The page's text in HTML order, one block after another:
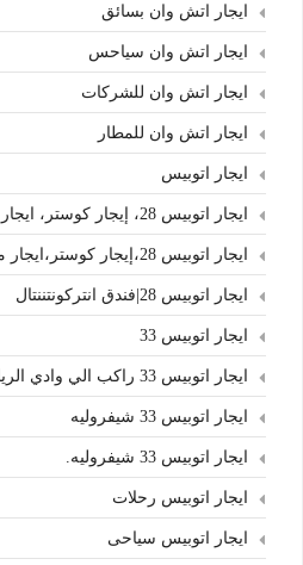
ايجار اتش وان بسائق
ايجار اتش وان سياحس
ايجار اتش وان للشركات
ايجار اتش وان للمطار
ايجار اتوبيس
ايجار اتوبيس 28، إيجار كوستر، ايجار ميكروباص
ايجار اتوبيس 28،إيجار كوستر،ايجار ميكروباص
ايجار اتوبيس 28|فندق انتركونتننتال
ايجار اتوبيس 33
ايجار اتوبيس 33 راكب الي وادي الريان
ايجار اتوبيس 33 شيفروليه
ايجار اتوبيس 33 شيفروليه.
ايجار اتوبيس رحلات
ايجار اتوبيس سياحى